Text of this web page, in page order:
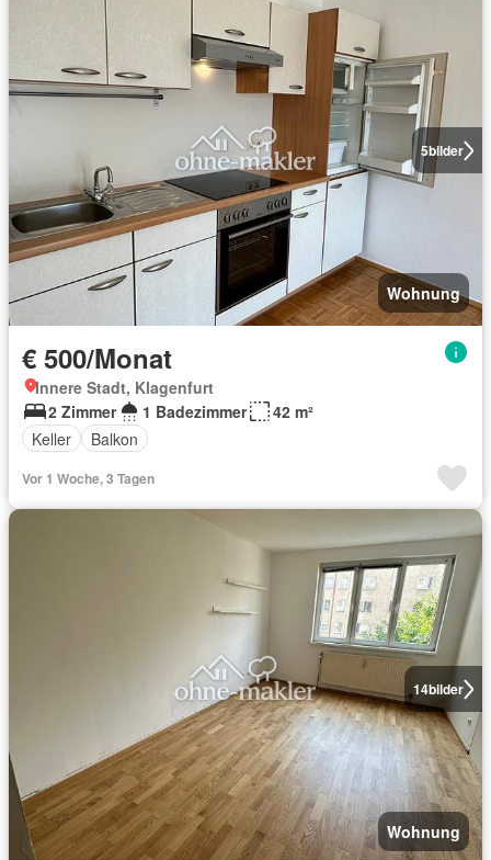
5bilder
Wohnung
€ 500/Monat
Innere Stadt, Klagenfurt
2 Zimmer
1 Badezimmer
42 m²
Keller
Balkon
Vor 1 Woche, 3 Tagen
14bilder
Wohnung